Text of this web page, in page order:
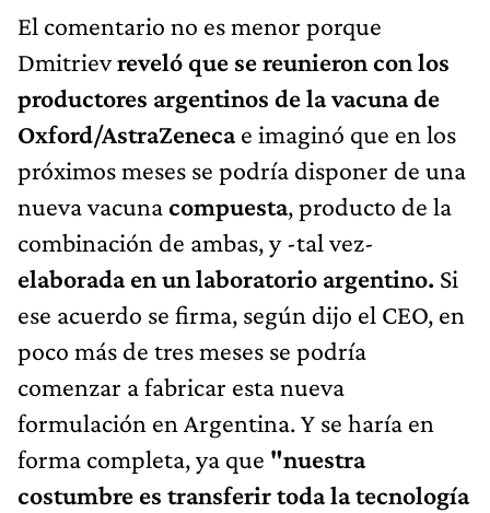
El comentario no es menor porque
Dmitrievreveló que se reunieron con los
productores argentinos de la vacuna de
Oxford/AstraZenecae imaginó que en los
próximos meses se podría disponer de una
nueva vacunacompuesta, producto de la
combinación de ambas, y -tal vez-
elaborada en un laboratorio argentino. Si
ese acuerdo se firma, según dijo el CEO, en
poco más de tres meses se podría
comenzar a fabricar esta nueva
formulación en Argentina. Y se haría en
forma completa, ya que "nuestra
costumbre es transferir toda la tecnología